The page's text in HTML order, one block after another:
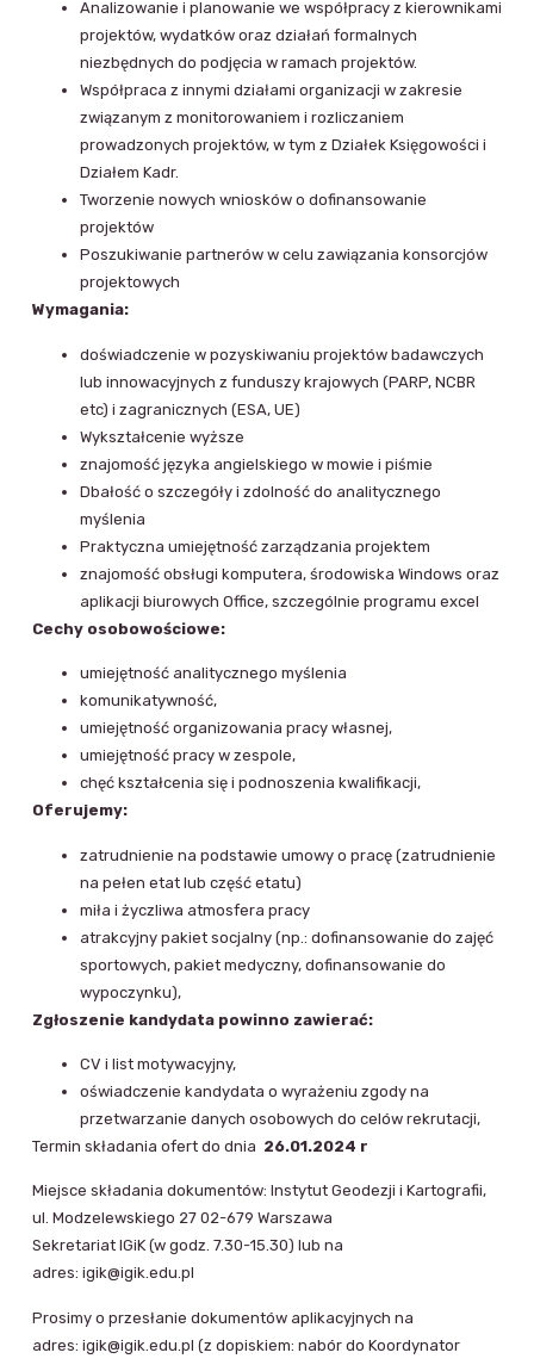
Analizowanie i planowanie we współpracy z kierownikami
projektów, wydatków oraz działań formalnych
niezbędnych do podjęcia w ramach projektów.
Współpraca z innymi działami organizacji w zakresie
związanym z monitorowaniem i rozliczaniem
prowadzonych projektów, w tym z Działek Księgowości i
Działem Kadr.
Tworzenie nowych wniosków o dofinansowanie
projektów
Poszukiwanie partnerów w celu zawiązania konsorcjów
projektowych
Wymagania:
doświadczenie w pozyskiwaniu projektów badawczych
lub innowacyjnych z funduszy krajowych (PARP, NCBR
etc) i zagranicznych (ESA, UE)
Wykształcenie wyższe
znajomość języka angielskiego w mowie i piśmie
Dbałość o szczegóły i zdolność do analitycznego
myślenia
Praktyczna umiejętność zarządzania projektem
znajomość obsługi komputera, środowiska Windows oraz
aplikacji biurowych Office, szczególnie programu excel
Cechy osobowościowe:
umiejętność analitycznego myślenia
komunikatywność,
umiejętność organizowania pracy własnej,
umiejętność pracy w zespole,
chęć kształcenia się i podnoszenia kwalifikacji,
Oferujemy:
zatrudnienie na podstawie umowy o pracę (zatrudnienie
na pełen etat lub część etatu)
miła i życzliwa atmosfera pracy
atrakcyjny pakiet socjalny (np.: dofinansowanie do zajęć
sportowych, pakiet medyczny, dofinansowanie do
wypoczynku),
Zgłoszenie kandydata powinno zawierać:
CV i list motywacyjny,
oświadczenie kandydata o wyrażeniu zgody na
przetwarzanie danych osobowych do celów rekrutacji,
Termin składania ofert do dnia 26.01.2024 r
Miejsce składania dokumentów: Instytut Geodezji i Kartografii,
ul. Modzelewskiego 27 02-679 Warszawa
Sekretariat IGiK (w godz. 7.30-15.30) lub na
adres: igik@igik.edu.pl
Prosimy o przesłanie dokumentów aplikacyjnych na
adres: igik@igik.edu.pl (z dopiskiem: nabór do Koordynator